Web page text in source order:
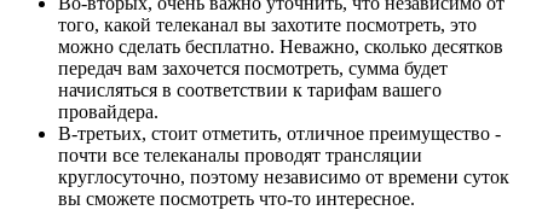
того, какой телеканал вы захотите посмотреть, это
можно сделать бесплатно. Неважно, сколько десятков
передач вам захочется посмотреть, сумма будет
начисляться в соответствии к тарифам вашего
провайдера.
В-третьих, стоит отметить, отличное преимущество -
почти все телеканалы проводят трансляции
круглосуточно, поэтому независимо от времени суток
вы сможете посмотреть что-то интересное.